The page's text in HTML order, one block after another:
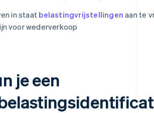
in staat belastingvrijstellingen aan te
voor wederverkoop
je een